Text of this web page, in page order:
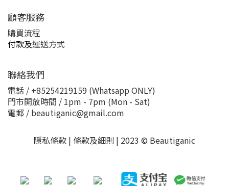
顧客服務
購買流程
付款及運送方式
聯絡我們
電話 / +85254219159 (Whatsapp ONLY)
門市開放時間 / 1pm - 7pm (Mon - Sat)
電郵 / beautiganic@gmail.com
隱私條款 | 條款及細則 | 2023 © Beautiganic